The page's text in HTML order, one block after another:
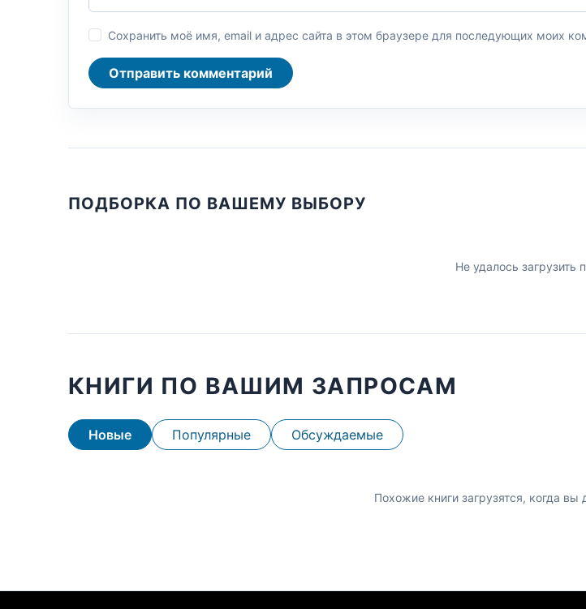
Сохранить моё имя, email и адрес сайта в этом браузере для последующих моих
Отправить комментарий
ПОДБОРКА ПО ВАШЕМУ ВЫБОРУ
Не удалось загрузить
КНИГИ ПО ВАШИМ ЗАПРОСАМ
Новые Популярные Обсуждаемые
Похожие книги загрузятся, когда вы